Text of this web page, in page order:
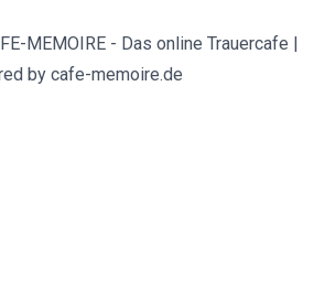
MEMOIRE - Das online Trauercafe |
by cafe-memoire.de